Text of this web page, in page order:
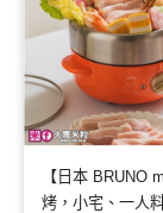
【日本 BRUNO
烤，小宅、一人